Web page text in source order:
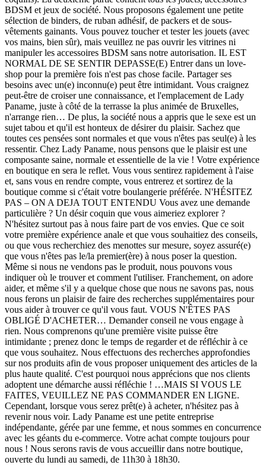
BDSM et jeux de société. Nous proposons également une petite
sélection de binders, de ruban adhésif, de packers et de sous-
vêtements gainants. Vous pouvez toucher et tester les jouets (avec
vos mains, bien sûr), mais veuillez ne pas ouvrir les vitrines ni
manipuler les accessoires BDSM sans notre autorisation. IL EST
NORMAL DE SE SENTIR DEPASSE(E) Entrer dans un love-
shop pour la première fois n'est pas chose facile. Partager ses
besoins avec un(e) inconnu(e) peut être intimidant. Vous craignez
peut-être de croiser une connaissance, et l'emplacement de Lady
Paname, juste à côté de la terrasse la plus animée de Bruxelles,
n'arrange rien… De plus, la société nous a appris que le sexe est un
sujet tabou et qu'il est honteux de désirer du plaisir. Sachez que
toutes ces pensées sont normales et que vous n'êtes pas seul(e) à les
ressentir. Chez Lady Paname, nous pensons que le plaisir est une
composante saine, normale et essentielle de la vie ! Votre expérience
en boutique en sera le reflet. Vous vous sentirez rapidement à l'aise
et, sans vous en rendre compte, vous entrerez et sortirez de la
boutique comme si c'était votre boulangerie préférée. N'HÉSITEZ
PAS – ON A DEJA TOUT ENTENDU Vous avez une demande
particulière ? Un désir coquin que vous aimeriez explorer ?
N'hésitez surtout pas à nous faire part de vos envies. Que ce soit
votre première expérience anale et que vous souhaitiez des conseils,
ou que vous recherchiez des menottes sur mesure, soyez assuré(e)
que vous n'êtes pas le/la premier(ère) à nous poser la question.
Même si nous ne vendons pas le produit, nous pouvons vous
indiquer où le trouver et comment l'utiliser. Franchement, on adore
aider, et même s'il y a quelque chose que nous ne savons pas, nous
nous ferons un plaisir de faire des recherches supplémentaires pour
vous aider à trouver ce qu'il vous faut. VOUS N'ÊTES PAS
OBLIGÉ D'ACHETER… Demander conseil ne vous engage à
rien. Nous comprenons qu'une première visite puisse être
intimidante ; prenez donc le temps de regarder et de réfléchir à ce
que vous souhaitez. Nous effectuons des recherches approfondies
sur nos produits afin de vous proposer uniquement des articles de la
plus haute qualité. C'est pourquoi nous apprécions que nos clients
adoptent une démarche aussi réfléchie ! …MAIS SI VOUS LE
FAITES, VEUILLEZ NE PAS COMMANDER EN LIGNE.
Cependant, lorsque vous serez prêt(e) à acheter, n'hésitez pas à
revenir nous voir. Lady Paname est une petite entreprise
indépendante, gérée par une femme, et nous sommes en concurrence
avec les géants du e-commerce. Votre achat compte toujours pour
nous ! Nous serons ravis de vous accueillir dans notre boutique,
ouverte du lundi au samedi, de 11h30 à 18h30.